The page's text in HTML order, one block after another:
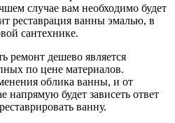
случае вам необходимо будет
реставрация ванны эмалью, в
сантехнике.
ремонт дешево является
по цене материалов.
облика ванны, и от
напрямую будет зависеть ответ
ванну.